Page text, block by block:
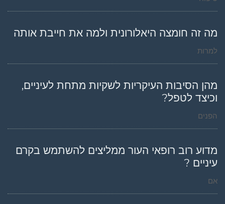
מה זה חומצה היאלורונית ולמה את חייבת אותה
למרות
מהן הסיבות העיקריות לשקיות מתחת לעיניים,
וכיצד לטפל?
הפנים
מדוע רוב רופאי העור ממליצים להשתמש בקרם
עיניים ?
אם